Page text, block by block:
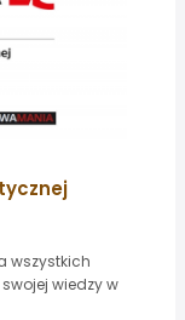
wszystkich
wiedzy w